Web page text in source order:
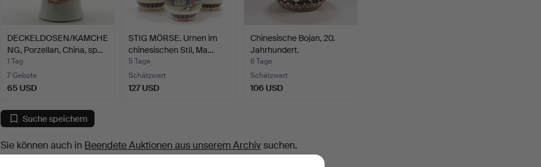
DECKELDOSEN/KAMCHE
NG, Porzellan, China, sp…
1 Tag
7 Gebote
65 USD
STIG MÖRSE. Urnen im
chinesischen Stil, Ma…
5 Tage
Schätzwert
127 USD
Chinesische Bojan, 20.
Jahrhundert.
6 Tage
Schätzwert
106 USD
Suche speichern
Sie können auch in Beendete Auktionen aus unserem Archivsuchen.